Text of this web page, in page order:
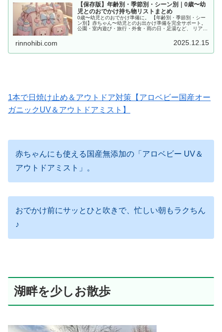
【保存版】年齢別・季節別・シーン別｜0歳〜幼
児とのおでかけ持ち物リストまとめ
0歳〜幼児とのおでかけ準備に。 【年齢別・季節別・シー
ン別】赤ちゃん〜幼児とのお出かけ準備を完全サポート。
公園・室内遊び・旅行・外食・雨の日・足湯など、 リアル
rinnohibi.com 2025.12.15
1本で日焼け止め＆アウトドア対策【アロベビー国産オー
ガニックUV＆アウトドアミスト】
赤ちゃんにも使える国産無添加の「アロベビー UV＆
アウトドアミスト」。
おでかけ前にサッとひと吹きで、忙しい朝もラクちん
♪
湖畔を少しお散歩